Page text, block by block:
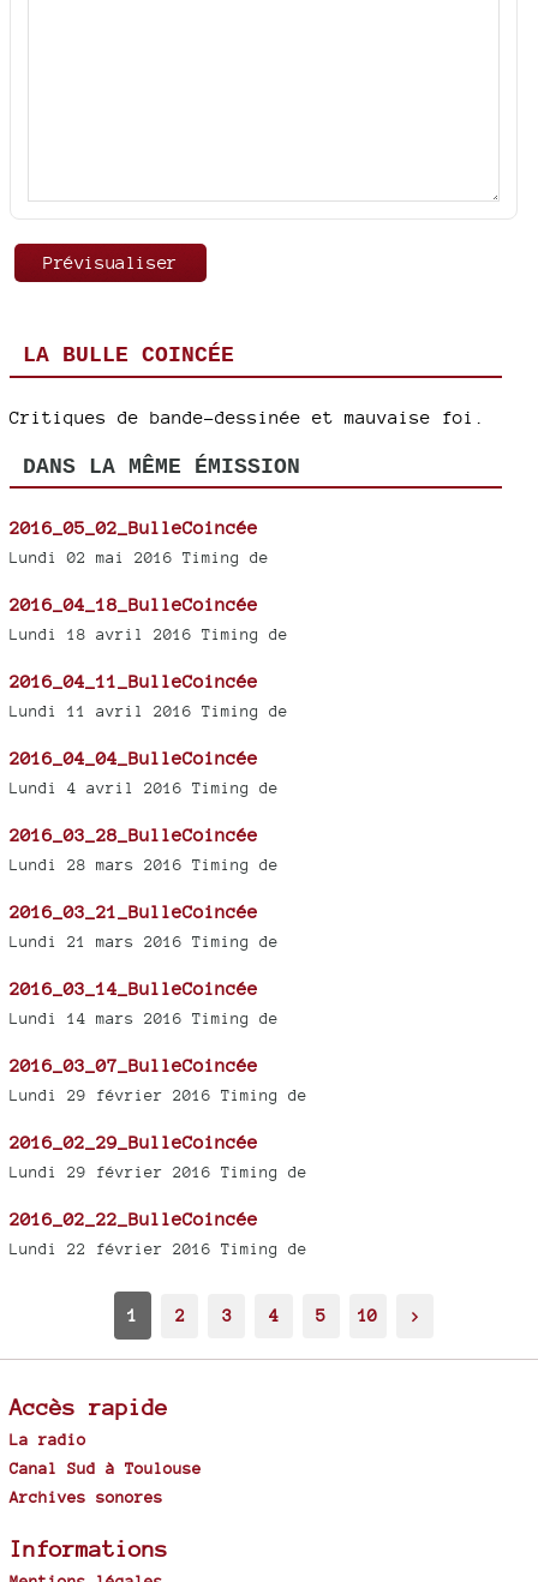
LA BULLE COINCÉE
Critiques de bande-dessinée et mauvaise foi.
DANS LA MÊME ÉMISSION
2016_05_02_BulleCoincée
Lundi 02 mai 2016 Timing de
2016_04_18_BulleCoincée
Lundi 18 avril 2016 Timing de
2016_04_11_BulleCoincée
Lundi 11 avril 2016 Timing de
2016_04_04_BulleCoincée
Lundi 4 avril 2016 Timing de
2016_03_28_BulleCoincée
Lundi 28 mars 2016 Timing de
2016_03_21_BulleCoincée
Lundi 21 mars 2016 Timing de
2016_03_14_BulleCoincée
Lundi 14 mars 2016 Timing de
2016_03_07_BulleCoincée
Lundi 29 février 2016 Timing de
2016_02_29_BulleCoincée
Lundi 29 février 2016 Timing de
2016_02_22_BulleCoincée
Lundi 22 février 2016 Timing de
1 2 3 4 5 10 >
Accès rapide
La radio
Canal Sud à Toulouse
Archives sonores
Informations